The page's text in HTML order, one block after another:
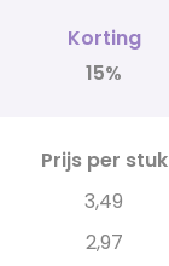
Korting
15%
Prijs per stuk
3,49
2,97